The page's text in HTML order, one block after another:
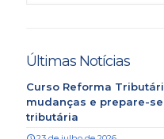
Últimas Notícias
Curso Reforma
mudanças e prepare-
tributária